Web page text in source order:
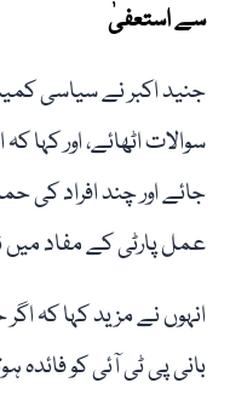
سے استعفیٰ
جنید اکبر نے سیاسی
سوالات اٹھائے، اور
جائے اور چند افراد کی
عمل پارٹی کے مفاد
انہوں نے مزید کہا کہ
بانی پی ٹی آئی کو فائدہ